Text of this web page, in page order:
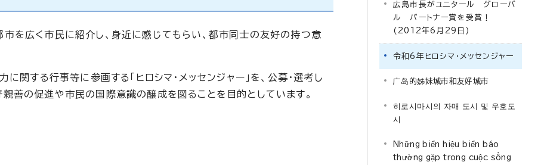
を広く市民に紹介し、身近に感じてもらい、都市同士の友好の持つ意
に関する行事等に参画する「ヒロシマ・メッセンジャー」を、公募・選考し
善の促進や市民の国際意識の醸成を図ることを目的としています。
広島市長がユニタール グローバ
ル パートナー賞を受賞！
(2012年6月29日)
令和6年ヒロシマ・メッセンジャー
广岛的姊妹城市和友好城市
히로시마시의 자매 도시 및 우호도
시
Những biển hiệu biển báo
thường gặp trong cuộc sống